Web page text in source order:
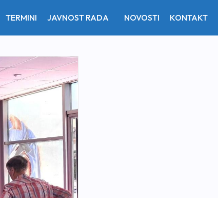
TERMINI JAVNOST RADA NOVOSTI KONTAKT